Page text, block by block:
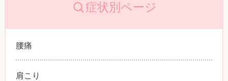
症状別ページ
腰痛
肩こり